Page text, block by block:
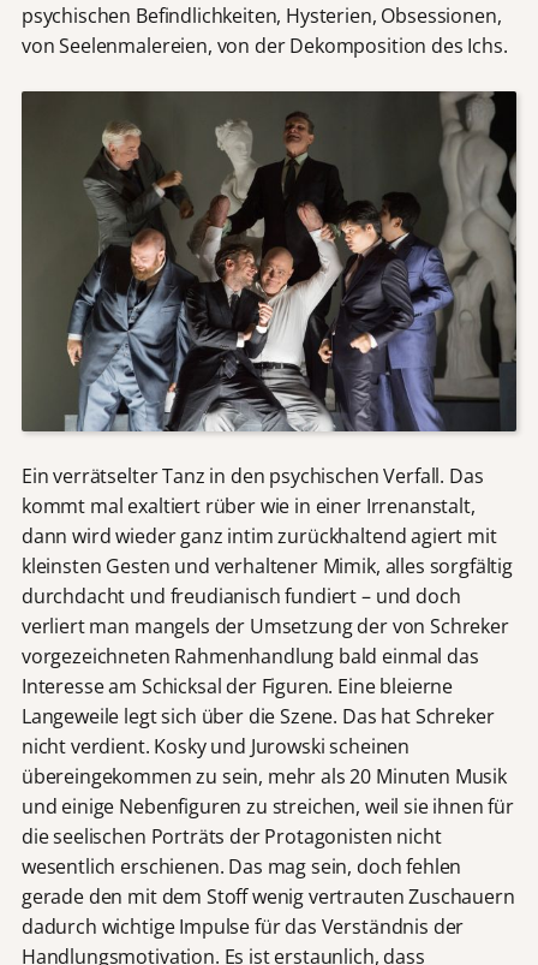
psychischen Befindlichkeiten, Hysterien, Obsessionen,
von Seelenmalereien, von der Dekomposition des Ichs.
Ein verrätselter Tanz in den psychischen Verfall. Das
kommt mal exaltiert rüber wie in einer Irrenanstalt,
dann wird wieder ganz intim zurückhaltend agiert mit
kleinsten Gesten und verhaltener Mimik, alles sorgfältig
durchdacht und freudianisch fundiert – und doch
verliert man mangels der Umsetzung der von Schreker
vorgezeichneten Rahmenhandlung bald einmal das
Interesse am Schicksal der Figuren. Eine bleierne
Langeweile legt sich über die Szene. Das hat Schreker
nicht verdient. Kosky und Jurowski scheinen
übereingekommen zu sein, mehr als 20 Minuten Musik
und einige Nebenfiguren zu streichen, weil sie ihnen für
die seelischen Porträts der Protagonisten nicht
wesentlich erschienen. Das mag sein, doch fehlen
gerade den mit dem Stoff wenig vertrauten Zuschauern
dadurch wichtige Impulse für das Verständnis der
Handlungsmotivation. Es ist erstaunlich, dass